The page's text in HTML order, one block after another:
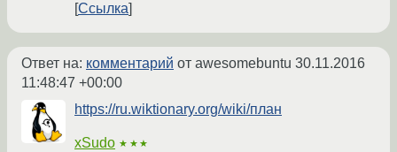
Ссылка
Ответ на: комментарий от awesomebuntu 30.11.2016
11:48:47 +00:00
https://ru.wiktionary.org/wiki/план
xSudo ★★★